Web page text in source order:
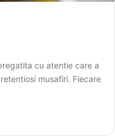
cu atentie care a
musafiri. Fiecare